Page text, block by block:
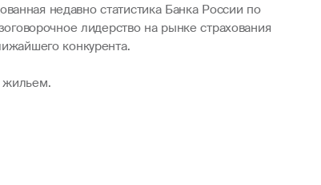
недавно статистика Банка России по
лидерство на рынке страхования
конкурента.
жильем.